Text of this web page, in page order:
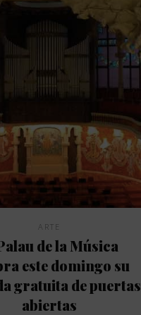
ARTE
de la Música
este domingo su
gratuita de puertas
abiertas